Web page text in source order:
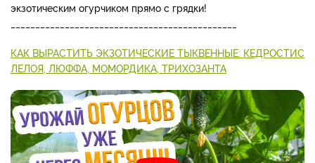
экзотическим огурчиком прямо с грядки!
КАК ВЫРАСТИТЬ ЭКЗОТИЧЕСКИЕ ТЫКВЕННЫЕ: КЕДРОСТИС
ЛЕЛОЯ, ЛЮФФА, МОМОРДИКА, ТРИХОЗАНТА